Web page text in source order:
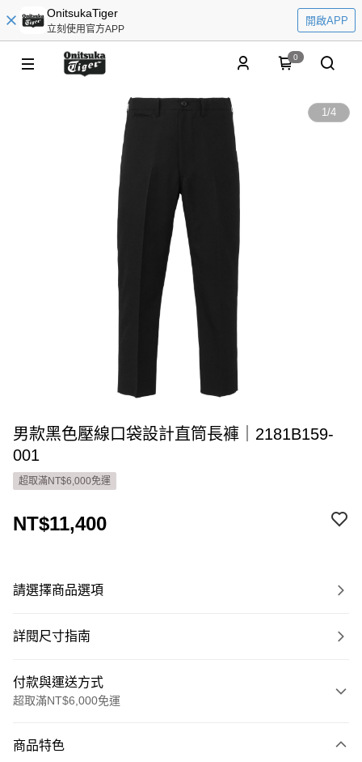
OnitsukaTiger
立刻使用官方APP
開啟APP
0
1/4
男款黑色壓線口袋設計直筒長褲｜2181B159-
001
超取滿NT$6,000免運
NT$11,400
請選擇商品選項
詳閱尺寸指南
付款與運送方式
超取滿NT$6,000免運
信用卡一次付款
商品特色